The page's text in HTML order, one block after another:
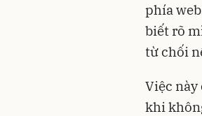
phía
biết rõ
từ chối
Việc
khi